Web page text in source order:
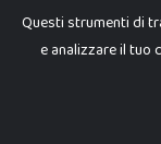
Dadi e Mattoncini è un
I prezzi e le
Questi strumenti di
e analizzare il tuo